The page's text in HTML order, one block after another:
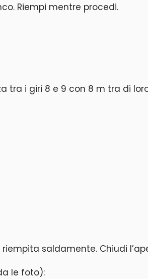
Riempi mentre procedi.
tra i giri 8 e 9 con 8 m tra di
saldamente. Chiudi
le foto):